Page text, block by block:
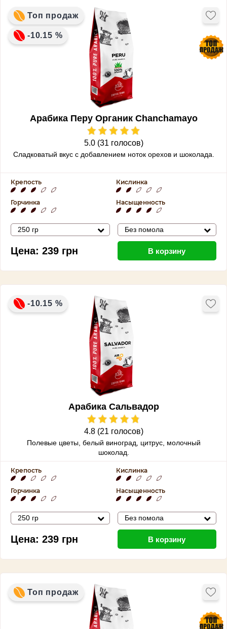
Топ продаж
-10.15 %
Арабика Перу Органик Chanchamayo
5.0 (31 голосов)
Сладковатый вкус с добавлением ноток орехов и шоколада.
Крепость Кислинка
Горчинка Насыщенность
250 гр Без помола
Цена: 239 грн В корзину
-10.15 %
Арабика Сальвадор
4.8 (21 голосов)
Полевые цветы, белый виноград, цитрус, молочный
шоколад.
Крепость Кислинка
Горчинка Насыщенность
250 гр Без помола
Цена: 239 грн В корзину
Топ продаж